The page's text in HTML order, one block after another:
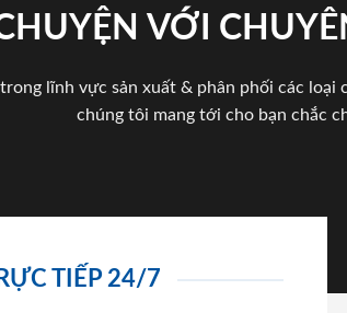
VỚI
lĩnh vực sản xuất & phân phối các
chúng tôi mang tới cho bạn chắc
TIẾP 24/7